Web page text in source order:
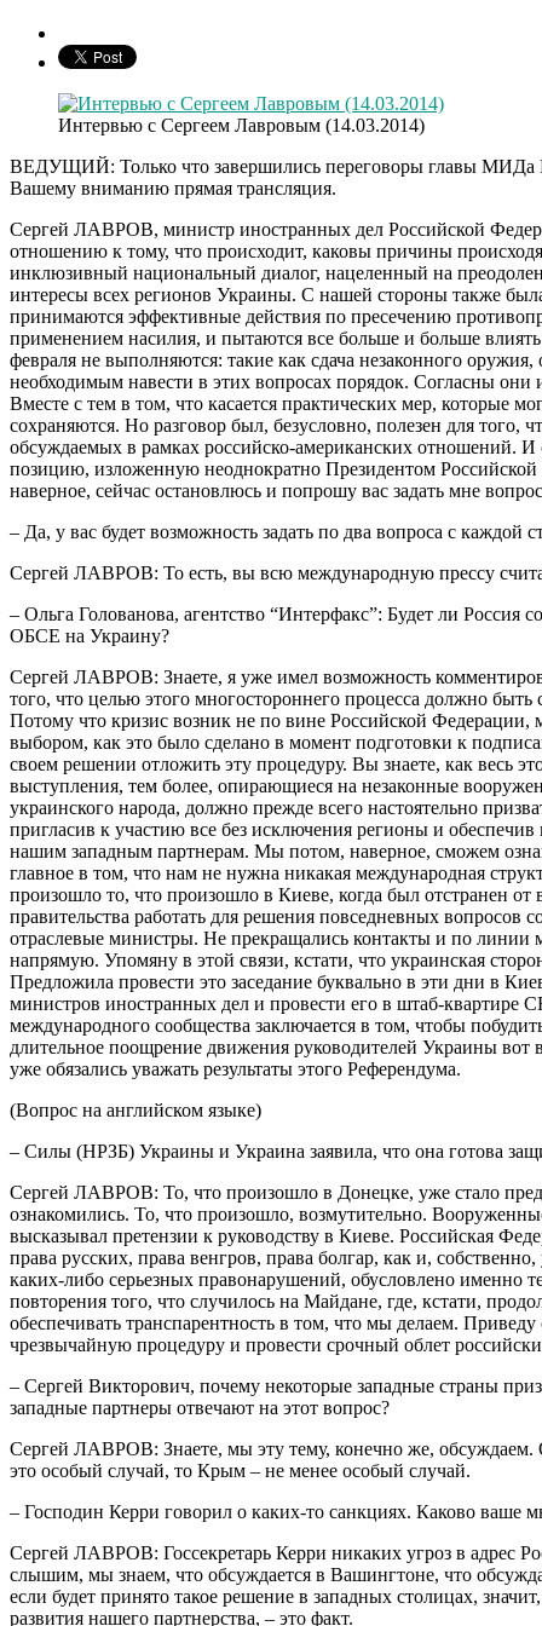
Интервью с Сергеем Лавровым (14.03.2014)
ВЕДУЩИЙ: Только что завершились переговоры главы МИДа
Вашему вниманию прямая трансляция.
Сергей ЛАВРОВ, министр иностранных дел Российской
отношению к тому, что происходит, каковы причины
инклюзивный национальный диалог, нацеленный на
интересы всех регионов Украины. С нашей стороны также
принимаются эффективные действия по пресечению
применением насилия, и пытаются все больше и больше
февраля не выполняются: такие как сдача незаконного
необходимым навести в этих вопросах порядок. Согласны они
Вместе с тем в том, что касается практических мер, которые
сохраняются. Но разговор был, безусловно, полезен для
обсуждаемых в рамках российско-американских отношений.
позицию, изложенную неоднократно Президентом
наверное, сейчас остановлюсь и попрошу вас задать мне
– Да, у вас будет возможность задать по два вопроса с
Сергей ЛАВРОВ: То есть, вы всю международную прессу
– Ольга Голованова, агентство “Интерфакс”: Будет ли
ОБСЕ на Украину?
Сергей ЛАВРОВ: Знаете, я уже имел возможность
того, что целью этого многостороннего процесса должно
Потому что кризис возник не по вине Российской
выбором, как это было сделано в момент подготовки к
своем решении отложить эту процедуру. Вы знаете, как весь
выступления, тем более, опирающиеся на незаконные
украинского народа, должно прежде всего настоятельно
пригласив к участию все без исключения регионы и
нашим западным партнерам. Мы потом, наверное, сможем
главное в том, что нам не нужна никакая международная
произошло то, что произошло в Киеве, когда был отстранен
правительства работать для решения повседневных
отраслевые министры. Не прекращались контакты и по линии
напрямую. Упомяну в этой связи, кстати, что украинская
Предложила провести это заседание буквально в эти дни в
министров иностранных дел и провести его в штаб-квартире
международного сообщества заключается в том, чтобы
длительное поощрение движения руководителей Украины
уже обязались уважать результаты этого Референдума.
(Вопрос на английском языке)
– Силы (НРЗБ) Украины и Украина заявила, что она готова
Сергей ЛАВРОВ: То, что произошло в Донецке, уже стало
ознакомились. То, что произошло, возмутительно.
высказывал претензии к руководству в Киеве. Российская
права русских, права венгров, права болгар, как и,
каких-либо серьезных правонарушений, обусловлено
повторения того, что случилось на Майдане, где, кстати,
обеспечивать транспарентность в том, что мы делаем.
чрезвычайную процедуру и провести срочный облет
– Сергей Викторович, почему некоторые западные страны
западные партнеры отвечают на этот вопрос?
Сергей ЛАВРОВ: Знаете, мы эту тему, конечно же, обсуждаем.
это особый случай, то Крым – не менее особый случай.
– Господин Керри говорил о каких-то санкциях. Каково ваше
Сергей ЛАВРОВ: Госсекретарь Керри никаких угроз в адрес
слышим, мы знаем, что обсуждается в Вашингтоне, что
если будет принято такое решение в западных столицах,
развития нашего партнерства, – это факт.